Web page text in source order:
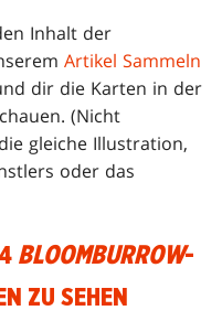
Inhalt der
Artikel Sammeln
dir die Karten in der
(Nicht
gleiche Illustration,
oder das
BLOOMBURROW-
ZU SEHEN